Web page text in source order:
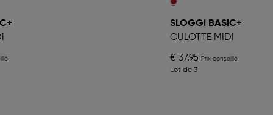
SLOGGI BASIC+
CULOTTE MIDI
€ 37,95
Lot de 3